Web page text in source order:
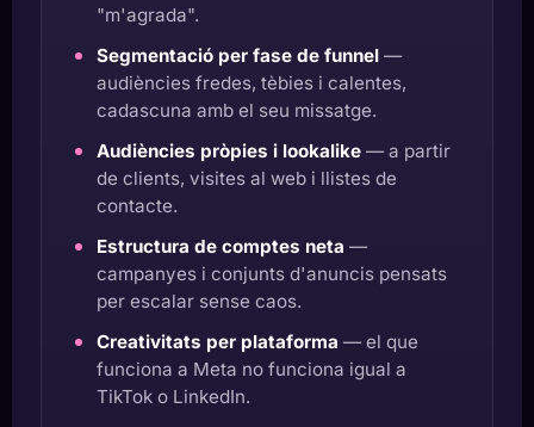
"m'agrada".
Segmentació per fase de funnel —
audiències fredes, tèbies i calentes,
cadascuna amb el seu missatge.
Audiències pròpies i lookalike — a partir
de clients, visites al web i llistes de
contacte.
Estructura de comptes neta —
campanyes i conjunts d'anuncis pensats
per escalar sense caos.
Creativitats per plataforma — el que
funciona a Meta no funciona igual a
TikTok o LinkedIn.